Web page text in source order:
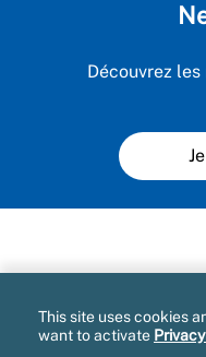
Découvrez
This site uses cookies
want to activate